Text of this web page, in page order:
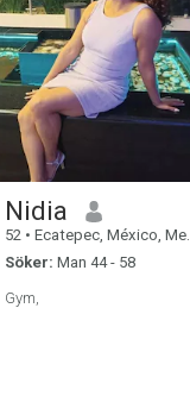
Nidia
52 • Ecatepec, México, Mexico
Söker: Man 44 - 58
Gym,